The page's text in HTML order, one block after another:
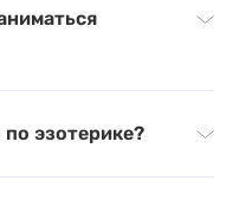
эзотерике?